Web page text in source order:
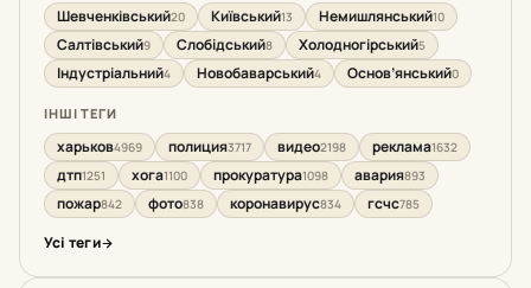
Шевченківський20 Київський13 Немишлянський10
Салтівський9 Слобідський8 Холодногірський5
Індустріальний4 Новобаварський4 Основ’янський0
ІНШІ ТЕГИ
харьков4969 полиция3717 видео2198 реклама1632
дтп1251 хога1100 прокуратура1098 авария893
пожар842 фото838 коронавирус834 гсчс785
Усі теги